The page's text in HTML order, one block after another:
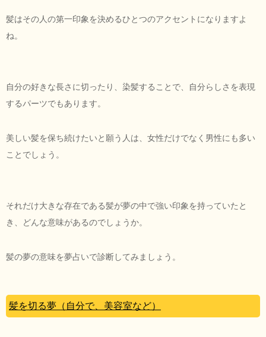
髪はその人の第一印象を決めるひとつのアクセントになりますよ
ね。
自分の好きな長さに切ったり、染髪することで、自分らしさを表現
するパーツでもあります。
美しい髪を保ち続けたいと願う人は、女性だけでなく男性にも多い
ことでしょう。
それだけ大きな存在である髪が夢の中で強い印象を持っていたと
き、どんな意味があるのでしょうか。
髪の夢の意味を夢占いで診断してみましょう。
髪を切る夢（自分で、美容室など）